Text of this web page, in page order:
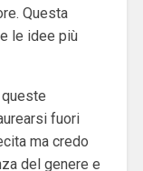
Questa
le idee più
fuori
ma credo
del genere e